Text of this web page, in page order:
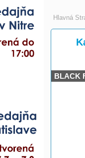
Hlavná
BLACK